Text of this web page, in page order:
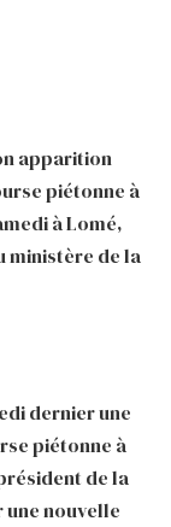
apparition
piétonne à
à Lomé,
ministère de la
dernier une
piétonne à
de la
nouvelle